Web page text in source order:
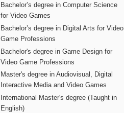
Bachelor’s degree in Computer Science
for Video Games
Bachelor’s degree in Digital Arts for Video
Game Professions
Bachelor's degree in Game Design for
Video Game Professions
Master's degree in Audiovisual, Digital
Interactive Media and Video Games
International Master's degree (Taught in
English)